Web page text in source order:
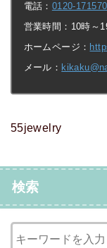
電話： 0120-171570
営業時間：10時～
ホームページ：
メール：
55jewelry
検索